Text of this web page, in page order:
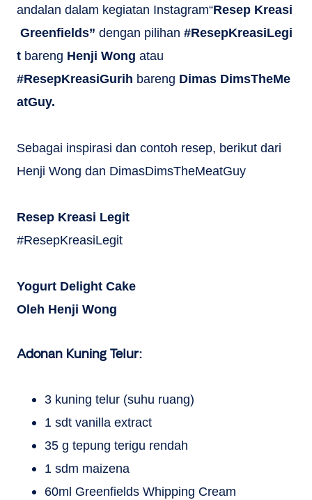
andalan dalam kegiatan Instagram“Resep Kreasi
Greenfields” dengan pilihan #ResepKreasiLegi
t bareng Henji Wong atau
#ResepKreasiGurih bareng Dimas DimsTheMe
atGuy.
Sebagai inspirasi dan contoh resep, berikut dari
Henji Wong dan DimasDimsTheMeatGuy
Resep Kreasi Legit
#ResepKreasiLegit
Yogurt Delight Cake
Oleh Henji Wong
Adonan Kuning Telur:
3 kuning telur (suhu ruang)
1 sdt vanilla extract
35 g tepung terigu rendah
1 sdm maizena
60ml Greenfields Whipping Cream